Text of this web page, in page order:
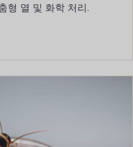
형 열 및 화학 처리.